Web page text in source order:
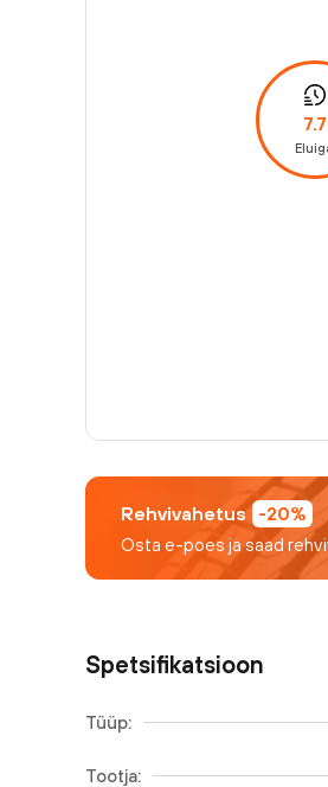
7.7
Rehvivahetus -20%
Osta e-poes ja saad
Spetsifikatsioon
Tüüp:
Tootja: